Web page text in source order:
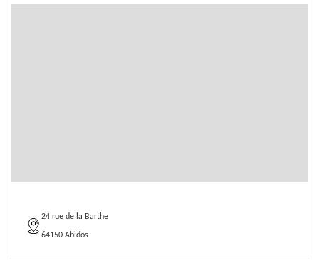
24 rue de la Barthe
64150 Abidos